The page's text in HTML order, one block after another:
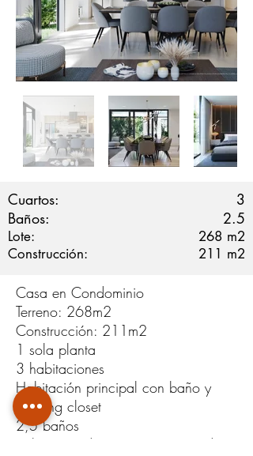
Cuartos:
Baños:
Lote:
Construcción:
3
2.5
268
211
m2
m2
Casa en Condominio
Terreno: 268m2
Construcción: 211m2
1 sola planta
3 habitaciones
Habitación principal con baño y
walking closet
2,5 baños
Sala, comedor y cocina integrada